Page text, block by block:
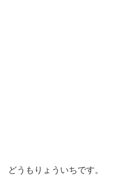
どうもりょういちです。